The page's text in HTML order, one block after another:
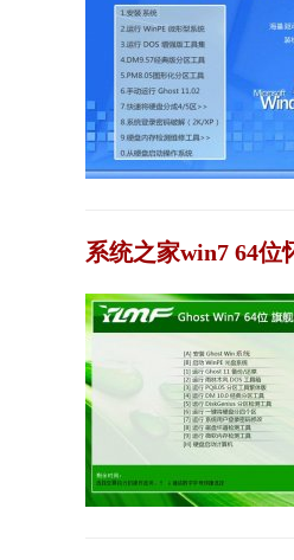
系统之家win7 64位